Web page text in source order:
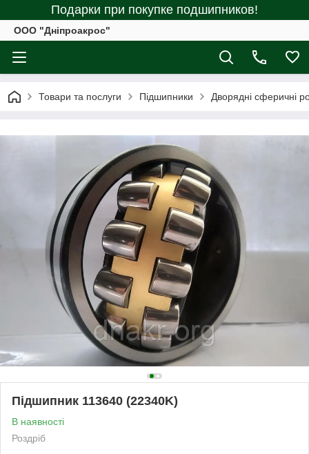
Подарки при покупке подшипников!
ООО "Дніпроакрос"
Товари та послуги Підшипники Дворядні сферичні
Підшипник 113640 (22340K)
В наявності
Роздріб